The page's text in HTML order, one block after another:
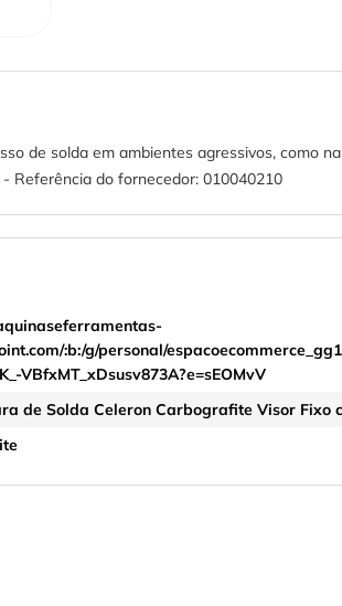
de solda em ambientes agressivos, como
Referência do fornecedor: 010040210
:b:/g/personal/
VBfxMT_xDsusv873A?e=sEOMvV
de Solda Celeron Carbografite Visor Fixo